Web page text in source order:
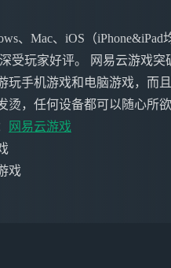
、Mac、iOS（
受玩家好评。 网易云游戏
玩手机游戏和电脑游戏，而
烫，任何设备都可以随心所
网易云游戏
戏